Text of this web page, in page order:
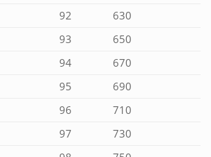
92
630
93
650
94
670
95
690
96
710
97
730